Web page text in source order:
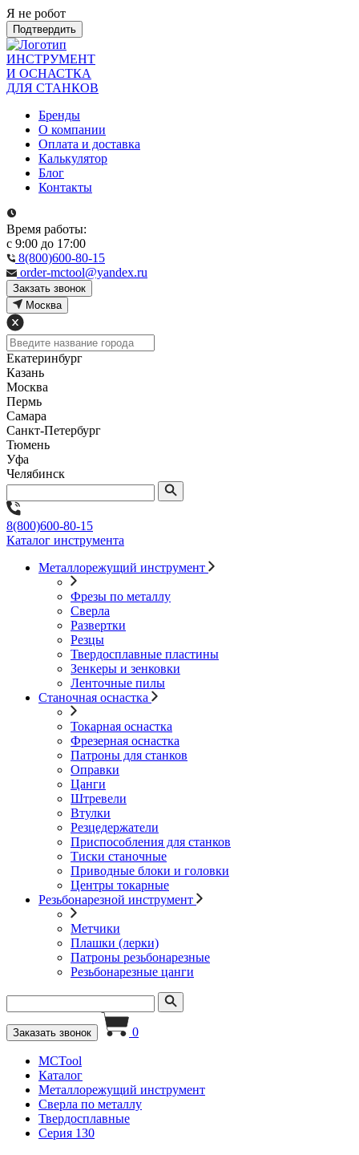
Я не робот
Подтвердить
ИНСТРУМЕНТ
И ОСНАСТКА
ДЛЯ СТАНКОВ
Бренды
О компании
Оплата и доставка
Калькулятор
Блог
Контакты
Время работы:
с 9:00 до 17:00
8(800)600-80-15
order-mctool@yandex.ru
Закзать звонок
Москва
Екатеринбург
Казань
Москва
Пермь
Самара
Санкт-Петербург
Тюмень
Уфа
Челябинск
8(800)600-80-15
Каталог инструмента
Металлорежущий инструмент
Фрезы по металлу
Сверла
Развертки
Резцы
Твердосплавные пластины
Зенкеры и зенковки
Ленточные пилы
Станочная оснастка
Токарная оснастка
Фрезерная оснастка
Патроны для станков
Оправки
Цанги
Штревели
Втулки
Резцедержатели
Приспособления для станков
Тиски станочные
Приводные блоки и головки
Центры токарные
Резьбонарезной инструмент
Метчики
Плашки (лерки)
Патроны резьбонарезные
Резьбонарезные цанги
Заказать звонок 0
MCTool
Каталог
Металлорежущий инструмент
Сверла по металлу
Твердосплавные
Серия 130